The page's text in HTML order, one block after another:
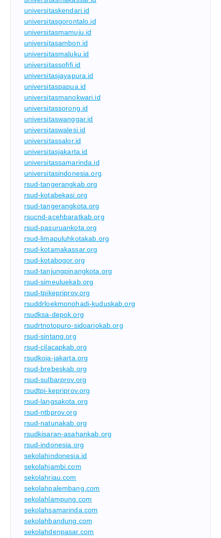
universitaskendari.id
universitasgorontalo.id
universitasmamuju.id
universitasambon.id
universitasmaluku.id
universitassofifi.id
universitasjayapura.id
universitaspapua.id
universitasmanokwari.id
universitassorong.id
universitaswanggar.id
universitaswalesi.id
universitassalor.id
universitasjakarta.id
universitassamarinda.id
universitasindonesia.org
rsud-tangerangkab.org
rsud-kotabekasi.org
rsud-tangerangkota.org
rsucnd-acehbaratkab.org
rsud-pasuruankota.org
rsud-limapuluhkotakab.org
rsud-kotamakassar.org
rsud-kotabogor.org
rsud-tanjungpinangkota.org
rsud-simeuluekab.org
rsud-tpikepriprov.org
rsuddrloekmonohadi-kuduskab.org
rsudksa-depok.org
rsudrtnotopuro-sidoarjokab.org
rsud-sintang.org
rsud-cilacapkab.org
rsudkoja-jakarta.org
rsud-brebeskab.org
rsud-sulbarprov.org
rsudtpi-kepriprov.org
rsud-langsakota.org
rsud-ntbprov.org
rsud-natunakab.org
rsudkisaran-asahankab.org
rsud-indonesia.org
sekolahindonesia.id
sekolahjambi.com
sekolahriau.com
sekolahpalembang.com
sekolahlampung.com
sekolahsamarinda.com
sekolahbandung.com
sekolahdenpasar.com